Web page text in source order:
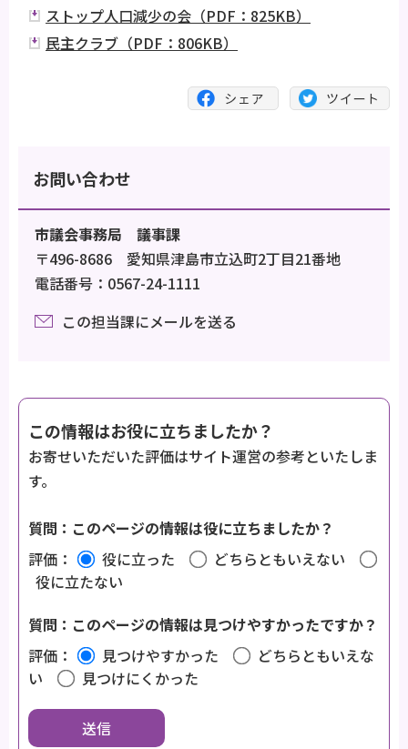
ストップ人口減少の会（PDF：825KB）
民主クラブ（PDF：806KB）
お問い合わせ
市議会事務局 議事課
〒496-8686 愛知県津島市立込町2丁目21番地
電話番号：0567-24-1111
この担当課にメールを送る
この情報はお役に立ちましたか？
お寄せいただいた評価はサイト運営の参考といたしま
す。
質問：このページの情報は役に立ちましたか？
評価：
役に立った
どちらともいえない
役に立たない
質問：このページの情報は見つけやすかったですか？
評価：
見つけやすかった
どちらともいえな
い
見つけにくかった